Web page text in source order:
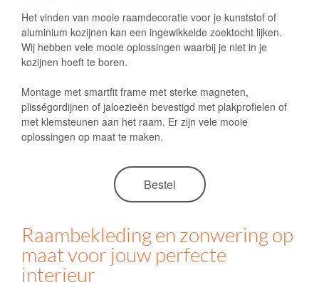
Het vinden van mooie raamdecoratie voor je kunststof of
aluminium kozijnen kan een ingewikkelde zoektocht lijken.
Wij hebben vele mooie oplossingen waarbij je niet in je
kozijnen hoeft te boren.
Montage met smartfit frame met sterke magneten,
plisségordijnen of jaloezieën bevestigd met plakprofielen of
met klemsteunen aan het raam. Er zijn vele mooie
oplossingen op maat te maken.
Bestel
Raambekleding en zonwering op
maat voor jouw perfecte
interieur